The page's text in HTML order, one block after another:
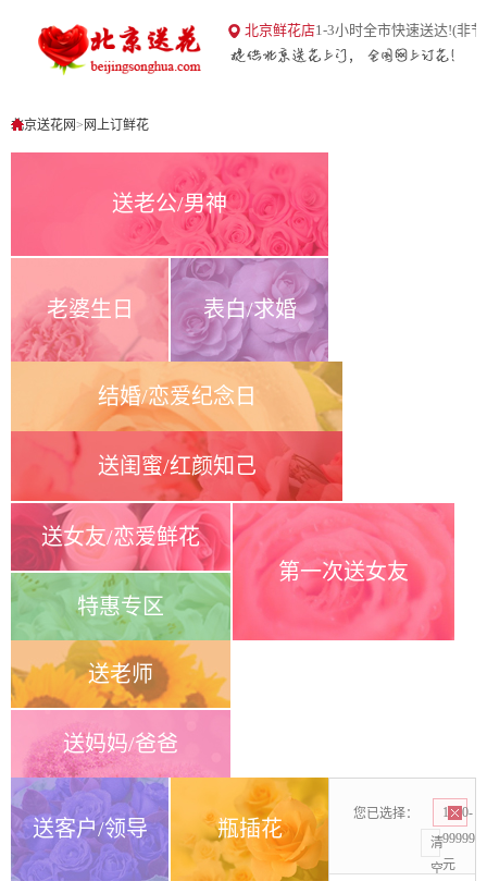
北京送花网
北京鲜花店1-3小时全市快速送达!(非
北京送花网> 网上订鲜花
送老公/男神
老婆生日 表白/求婚
结婚/恋爱纪念日
送闺蜜/红颜知己
送女友/恋爱鲜花
特惠专区
第一次送女友
送老师
送妈妈/爸爸
送客户/领导 瓶插花
您已选择：
1000-
99999
元
清
空